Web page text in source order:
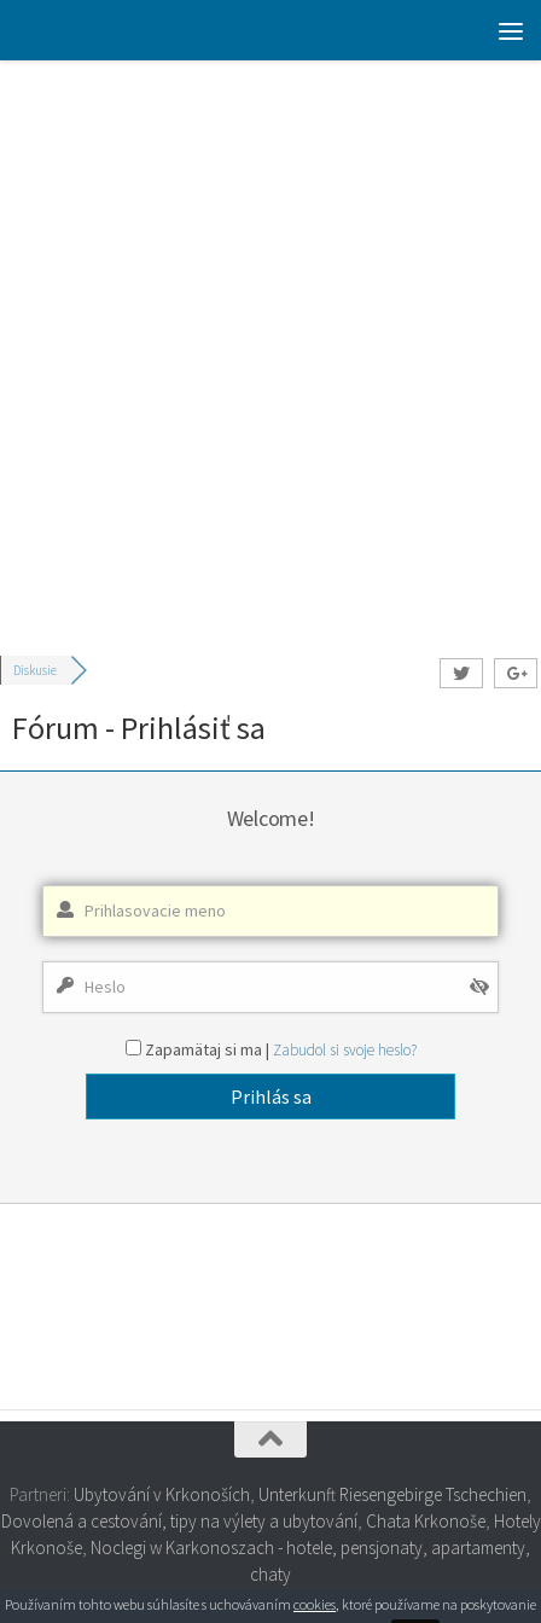
Diskusie
Fórum - Prihlásiť sa
Welcome!
Zapamätaj si ma | Zabudol si svoje heslo?
Partneri: Ubytování v Krkonoších Unterkunft Riesengebirge Tschechien
Dovolená a cestování, tipy na výlety a ubytování, Chata Krkonoše, Hotely
Krkonoše Noclegi w Karkonoszach - hotele, pensjonaty, apartamenty,
chaty
Používaním tohto webu súhlasíte s uchovávaním cookies, ktoré používame na poskytovanie